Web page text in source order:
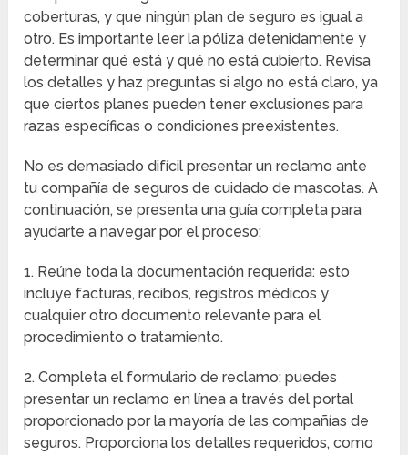
coberturas, y que ningún plan de seguro es igual a
otro. Es importante leer la póliza detenidamente y
determinar qué está y qué no está cubierto. Revisa
los detalles y haz preguntas si algo no está claro, ya
que ciertos planes pueden tener exclusiones para
razas específicas o condiciones preexistentes.
No es demasiado difícil presentar un reclamo ante
tu compañía de seguros de cuidado de mascotas. A
continuación, se presenta una guía completa para
ayudarte a navegar por el proceso:
1. Reúne toda la documentación requerida: esto
incluye facturas, recibos, registros médicos y
cualquier otro documento relevante para el
procedimiento o tratamiento.
2. Completa el formulario de reclamo: puedes
presentar un reclamo en línea a través del portal
proporcionado por la mayoría de las compañías de
seguros. Proporciona los detalles requeridos, como